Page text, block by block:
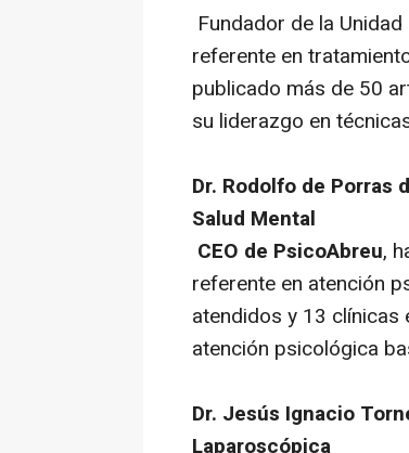
Fundador de la
referente en
publicado más de 50
su liderazgo en
Dr. Rodolfo de Porras
Salud Mental
CEO de PsicoAbreu,
referente en atención
atendidos y 13 clínicas
atención psicológica
Dr. Jesús Ignacio
Laparoscópica